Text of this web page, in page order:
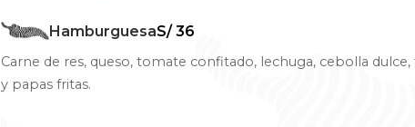
HamburguesaS/ 36
Carne de res, queso, tomate confitado, lechuga, cebolla
y papas fritas.